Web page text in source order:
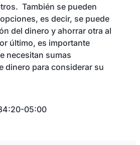
También se pueden
es decir, se puede
del dinero y ahorrar otra al
último, es importante
necesitan sumas
dinero para considerar su
05:00